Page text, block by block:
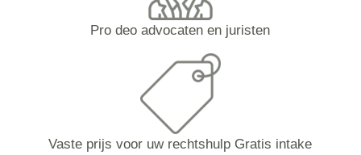
Pro deo advocaten en juristen
Vaste prijs voor uw rechtshulp Gratis intake